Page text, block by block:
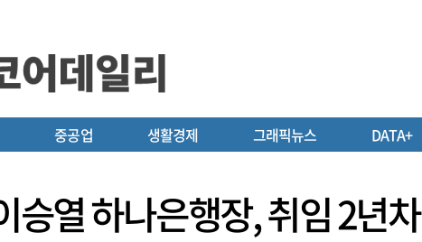
중공업 생활경제 그래픽뉴스 DATA+
승열 하나은행장, 취임 2년차